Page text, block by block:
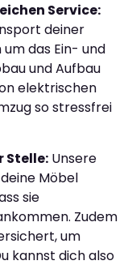
Service:
deiner
das Ein- und
und Aufbau
elektrischen
so stressfrei
Stelle: Unsere
Möbel
sie
Zudem
um
kannst dich also